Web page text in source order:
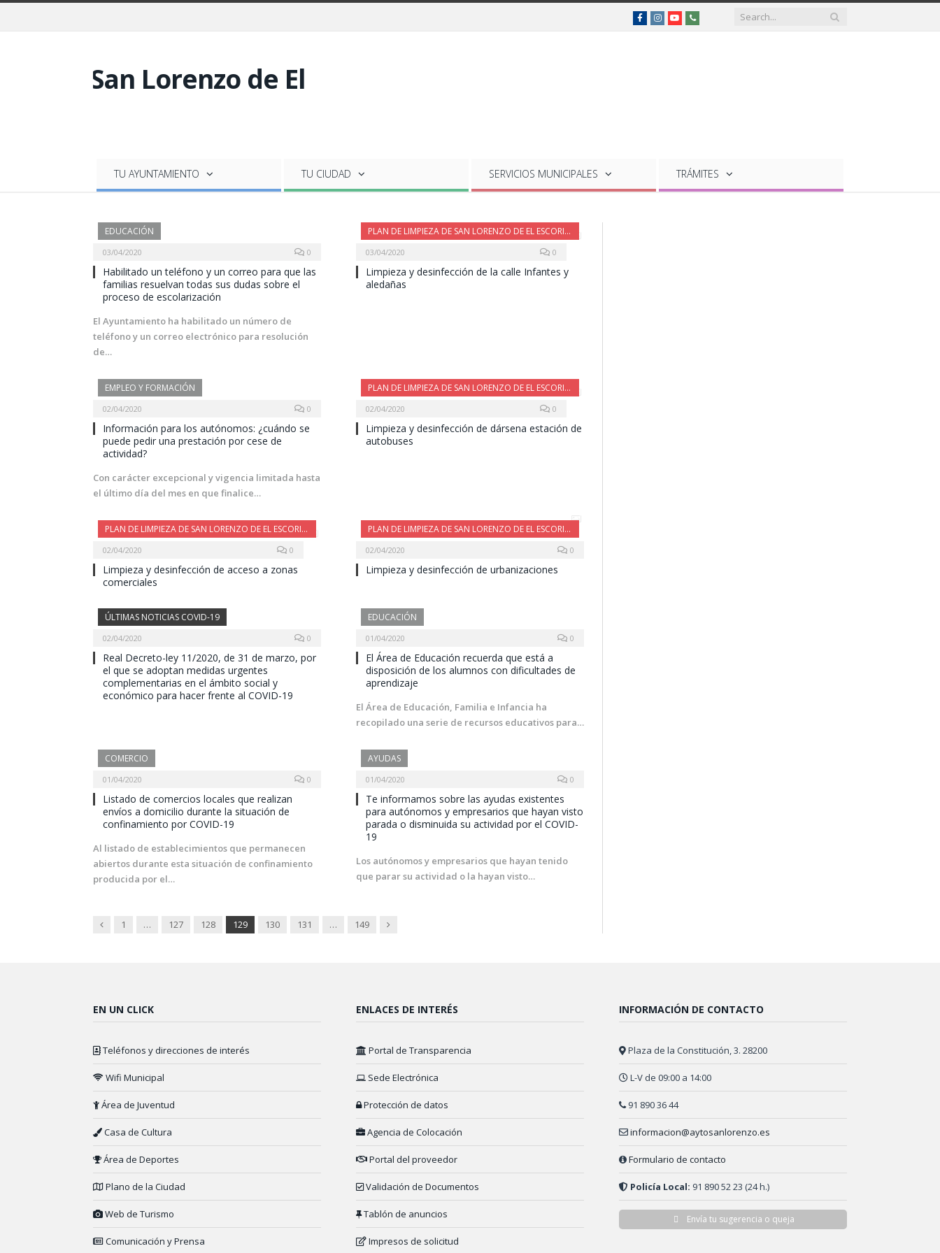
FacebookInstagramYouTubeTeléfonos
de
TU AYUNTAMIENTO TU CIUDAD SERVICIOS MUNICIPALES TRÁMITES
EDUCACIÓN
03/04/2020 0
Habilitado un teléfono y un correo para que las
familias resuelvan todas sus dudas sobre el
proceso de escolarización
El Ayuntamiento ha habilitado un número de
teléfono y un correo electrónico para resolución
de…
PLAN DE LIMPIEZA DE SAN LORENZO DE EL ESCORIAL
03/04/2020 0
Limpieza y desinfección de la calle Infantes y
aledañas
EMPLEO Y FORMACIÓN
02/04/2020 0
Información para los autónomos: ¿cuándo se
puede pedir una prestación por cese de
actividad?
Con carácter excepcional y vigencia limitada hasta
el último día del mes en que finalice…
PLAN DE LIMPIEZA DE SAN LORENZO DE EL ESCORIAL
02/04/2020 0
Limpieza y desinfección de dársena estación de
autobuses
PLAN DE LIMPIEZA DE SAN LORENZO DE EL ESCORIAL
02/04/2020 0
Limpieza y desinfección de acceso a zonas
comerciales
PLAN DE LIMPIEZA DE SAN LORENZO DE EL ESCORIAL
02/04/2020 0
Limpieza y desinfección de urbanizaciones
ÚLTIMAS NOTICIAS COVID-19
02/04/2020 0
Real Decreto-ley 11/2020, de 31 de marzo, por
el que se adoptan medidas urgentes
complementarias en el ámbito social y
económico para hacer frente al COVID-19
EDUCACIÓN
01/04/2020 0
El Área de Educación recuerda que está a
disposición de los alumnos con dificultades de
aprendizaje
El Área de Educación, Familia e Infancia ha
recopilado una serie de recursos educativos para…
COMERCIO
01/04/2020 0
Listado de comercios locales que realizan
envíos a domicilio durante la situación de
confinamiento por COVID-19
Al listado de establecimientos que permanecen
abiertos durante esta situación de confinamiento
producida por el…
AYUDAS
01/04/2020 0
Te informamos sobre las ayudas existentes
para autónomos y empresarios que hayan visto
parada o disminuida su actividad por el COVID-
19
Los autónomos y empresarios que hayan tenido
que parar su actividad o la hayan visto…
Previous
1 … 127 128 129 130 131 … 149 Next
EN UN CLICK
Teléfonos y direcciones de interés
Wifi Municipal
Área de Juventud
Casa de Cultura
Área de Deportes
Plano de la Ciudad
Web de Turismo
Comunicación y Prensa
ENLACES DE INTERÉS
Portal de Transparencia
Sede Electrónica
Protección de datos
Agencia de Colocación
Portal del proveedor
Validación de Documentos
Tablón de anuncios
Impresos de solicitud
INFORMACIÓN DE CONTACTO
Plaza de la Constitución, 3. 28200
L-V de 09:00 a 14:00
91 890 36 44
informacion@aytosanlorenzo.es
Formulario de contacto
Policía Local: 91 890 52 23 (24 h.)
Envía tu sugerencia o queja